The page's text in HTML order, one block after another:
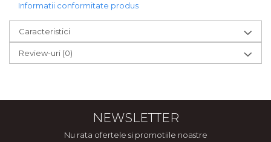
Informatii conformitate produs
Caracteristici
Review-uri (0)
NEWSLETTER
Nu rata ofertele si promotiile noastre